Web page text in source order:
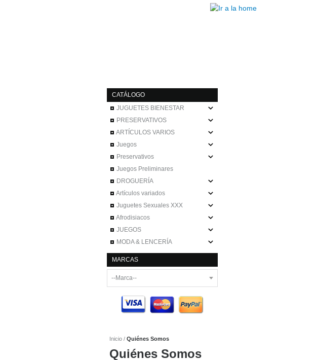
CATÁLOGO
JUGUETES BIENESTAR
PRESERVATIVOS
ARTÍCULOS VARIOS
Juegos
Preservativos
Juegos Preliminares
DROGUERÍA
Artículos variados
Juguetes Sexuales XXX
Afrodisiacos
JUEGOS
MODA & LENCERÍA
MARCAS
Inicio Quiénes Somos
Quiénes Somos